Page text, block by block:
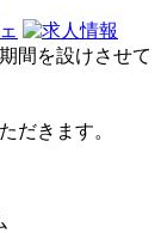
間を設けさせて
だきます。